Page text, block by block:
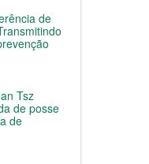
de
Tsz
de posse
de